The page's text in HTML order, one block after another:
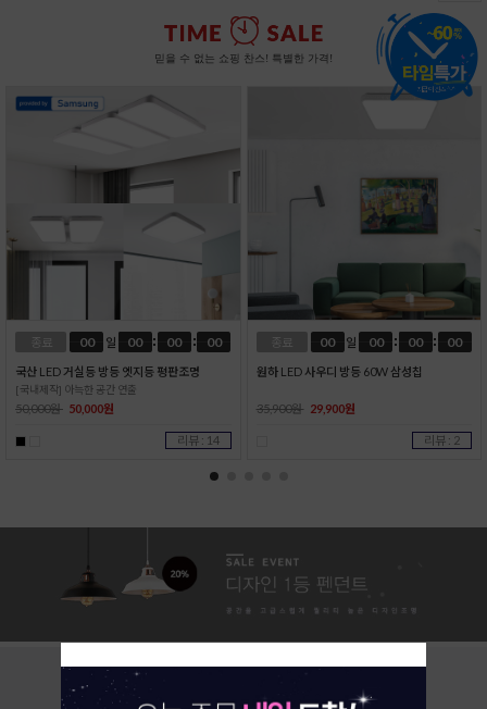
믿을 수 없는 쇼핑 찬스! 특별한 가격!
종료 00 일 00 00 00
국산 LED 거실등 방등 엣지등 평판조명
[국내제작] 아늑한 공간 연출
50,000원 50,000원
리뷰 : 14
종료 00 일 00 00 00
원하 LED 사우디 방등 60W 삼성칩
35,900원 29,900원
리뷰 : 2